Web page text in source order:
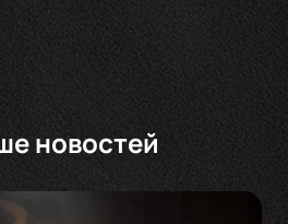
новостей